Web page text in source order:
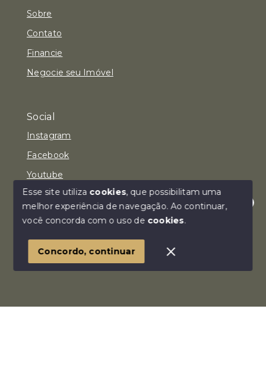
Olá! Estamos disponíveis para te ajudar.
Sobre
Contato
Financie
Negocie seu Imóvel
Social
Instagram
Facebook
Youtube
© Copyright 2026 - Imóvel Aqui Consultoria Imobiliária
SITE PARA IMOBILIARIA
Esse site utiliza cookies, que possibilitam uma
melhor experiência de navegação.Ao continuar,
você concorda com o uso de cookies.
Concordo, continuar